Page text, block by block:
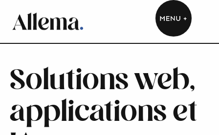
Solutions web,
applications et